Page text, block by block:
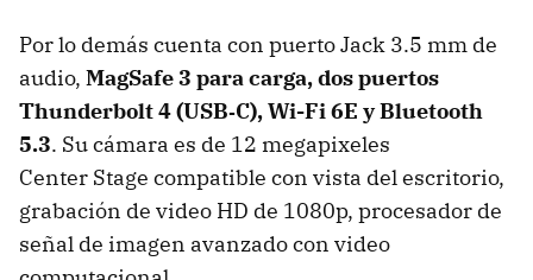
Por lo demás cuenta con puerto Jack 3.5 mm de
audio, MagSafe 3 para carga, dos puertos
Thunderbolt 4 (USB‑C),Wi-Fi 6E yBluetooth
5.3. Su cámara es de 12 megapixeles
Center Stage compatible con vista del escritorio,
grabación de video HD de 1080p, procesador de
señal de imagen avanzado con video